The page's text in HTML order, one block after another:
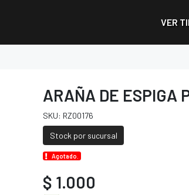
VER
ARAÑA DE ESPIGA
SKU: RZ00176
Stock por sucursal
Agotado.
$ 1.000